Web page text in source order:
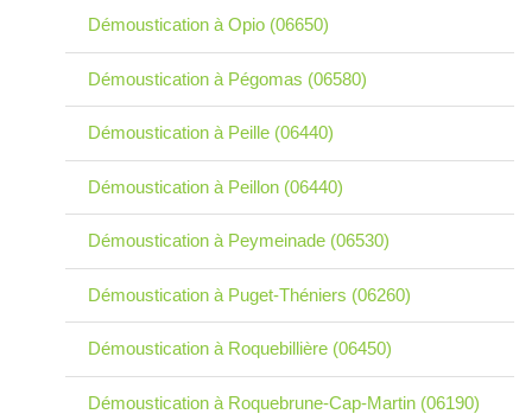
Démoustication à Opio (06650)
Démoustication à Pégomas (06580)
Démoustication à Peille (06440)
Démoustication à Peillon (06440)
Démoustication à Peymeinade (06530)
Démoustication à Puget-Théniers (06260)
Démoustication à Roquebillière (06450)
Démoustication à Roquebrune-Cap-Martin (06190)